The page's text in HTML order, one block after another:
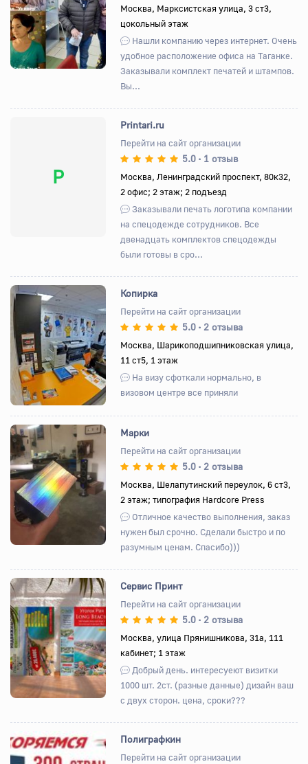
Назад ВпередМосква, Марксистская улица, 3 ст3,
цокольный этаж
Нашли компанию через интернет. Очень
удобное расположение офиса на Таганке.
Заказывали комплект печатей и штампов.
Вы...
P
Printari.ru
Перейти на сайт организации
5.0 • 1 отзыв
Москва, Ленинградский проспект, 80к32,
2 офис; 2 этаж; 2 подъезд
Заказывали печать логотипа компании
на спецодежде сотрудников. Все
двенадцать комплектов спецодежды
были готовы в сро...
Назад Вперед
Копирка
Перейти на сайт организации
5.0 • 2 отзыва
Москва, Шарикоподшипниковская улица,
11 ст5, 1 этаж
На визу сфоткали нормально, в
визовом центре все приняли
Назад Вперед
Марки
Перейти на сайт организации
5.0 • 2 отзыва
Москва, Шелапутинский переулок, 6 ст3,
2 этаж; типография Hardcore Press
Отличное качество выполнения, заказ
нужен был срочно. Сделали быстро и по
разумным ценам. Спасибо)))
Назад Вперед
Сервис Принт
Перейти на сайт организации
5.0 • 2 отзыва
Москва, улица Прянишникова, 31а, 111
кабинет; 1 этаж
Добрый день. интересуеют визитки
1000 шт. 2ст. (разные данные) дизайн ваш
с двух сторон. цена, сроки???
Полиграфкин
Перейти на сайт организации